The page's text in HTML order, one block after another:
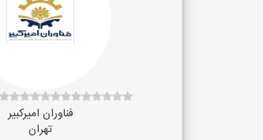
فناوران امیرکبیر
تهران